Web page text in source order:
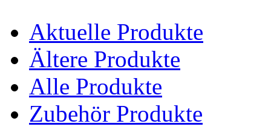
Aktuelle Produkte
Ältere Produkte
Alle Produkte
Zubehör Produkte